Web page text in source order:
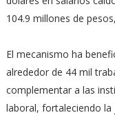
104.9 millones de
El mecanismo ha
alrededor de 44 mil
complementar a las
laboral, fortaleciendo